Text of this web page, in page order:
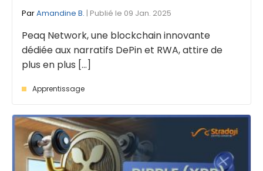
ParAmandine B. | Publié le 09 Jan. 2025
Peaq Network, une blockchain innovante
dédiée aux narratifs DePin et RWA, attire de
plus en plus [...]
Apprentissage